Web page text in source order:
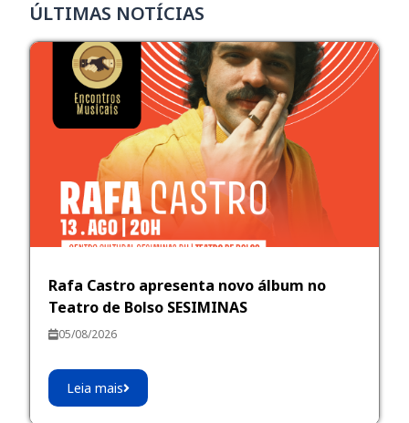
ÚLTIMAS NOTÍCIAS
Rafa Castro apresenta novo álbum no
Teatro de Bolso SESIMINAS
05/08/2026
Leia mais